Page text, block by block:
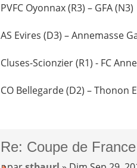
PVFC Oyonnax (R3) – GFA (N3)
AS Evires (D3) – Annemasse
Cluses-Scionzier (R1) - FC
CO Bellegarde (D2) – Thonon
Re: Coupe de